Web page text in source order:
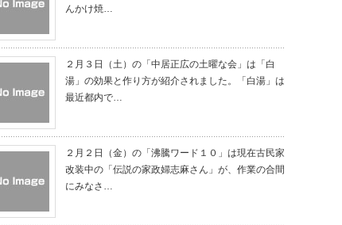
んかけ焼…
２月３日（土）の「中居正広の土曜な会」は「白
湯」の効果と作り方が紹介されました。「白湯」は
最近都内で…
２月２日（金）の「沸騰ワード１０」は現在古民家
改装中の「伝説の家政婦志麻さん」が、作業の合間
にみなさ…